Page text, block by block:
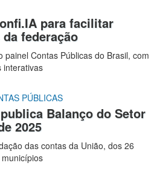
para facilitar
federação
Contas Públicas do Brasil, com
interativas
PÚBLICAS
Balanço do Setor
2025
das contas da União, dos 26